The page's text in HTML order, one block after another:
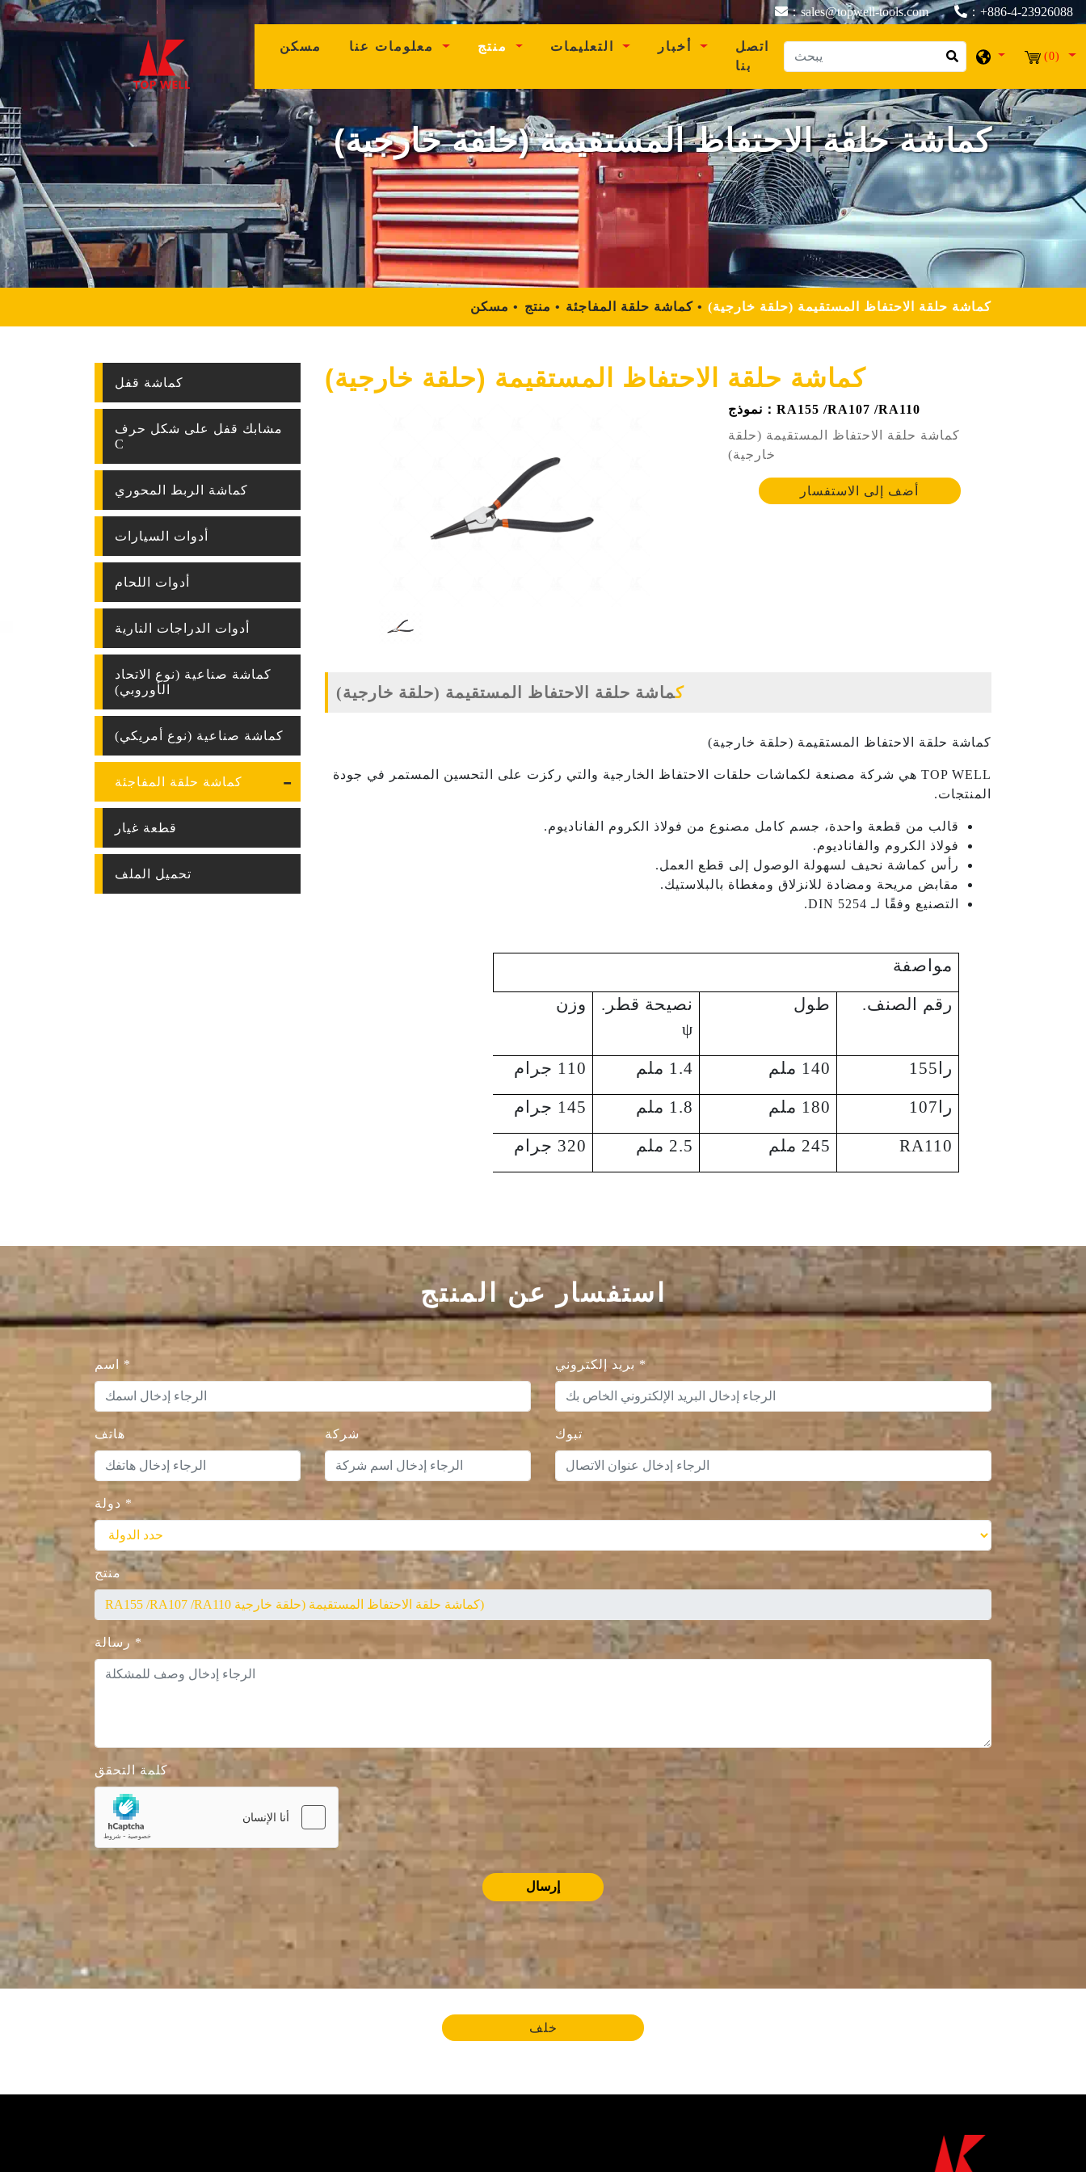
：sales@topwell-tools.com ：+886-4-23926088
مسكن (current)
اتصل
بنا
(0)
كماشة حلقة الاحتفاظ المستقيمة (حلقة خارجية)
مسكن منتج كماشة حلقة المفاجئة كماشة حلقة الاحتفاظ المستقيمة (حلقة خارجية)
كماشة قفل
مشابك قفل على شكل حرف
C
كماشة الربط المحوري
أدوات السيارات
أدوات اللحام
أدوات الدراجات النارية
كماشة صناعية (نوع الاتحاد
الأوروبي)
كماشة صناعية (نوع أمريكي)
كماشة حلقة المفاجئة
قطعة غيار
تحميل الملف
كماشة حلقة الاحتفاظ المستقيمة (حلقة خارجية)
نموذج：RA155 /RA107 /RA110
كماشة حلقة الاحتفاظ المستقيمة (حلقة
خارجية)
أضف إلى الاستفسار
كماشة حلقة الاحتفاظ المستقيمة (حلقة خارجية)
كماشة حلقة الاحتفاظ المستقيمة (حلقة خارجية)
TOP WELL هي شركة مصنعة لكماشات حلقات الاحتفاظ الخارجية والتي ركزت على التحسين المستمر في جودة
المنتجات.
قالب من قطعة واحدة، جسم كامل مصنوع من فولاذ الكروم الفاناديوم.
فولاذ الكروم والفاناديوم.
رأس كماشة نحيف لسهولة الوصول إلى قطع العمل.
مقابض مريحة ومضادة للانزلاق ومغطاة بالبلاستيك.
التصنيع وفقًا لـ DIN 5254.
مواصفة
رقم الصنف.
طول
نصيحة قطر.
ψ
وزن
را155 140 ملم 1.4 ملم
110 جرام
را107
180 ملم 1.8 ملم
145 جرام
RA110
245 ملم 2.5 ملم 320 جرام
استفسار عن المنتج
* *
هاتف شركة تبوك
*
منتج
*
كلمة التحقق
إرسال
خلف